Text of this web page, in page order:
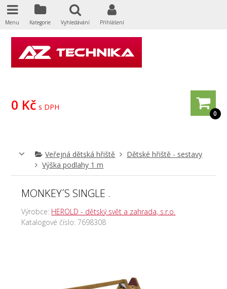
0
0 Kč s DPH
Veřejná dětská hřiště
Dětské hřiště - sestavy
Výška podlahy 1 m
MONKEY´S SINGLE .
Výrobce: HEROLD - dětský svět a zahrada, s.r.o.
Katalogové číslo:7698308
Menu Kategorie Vyhledávání Přihlášení